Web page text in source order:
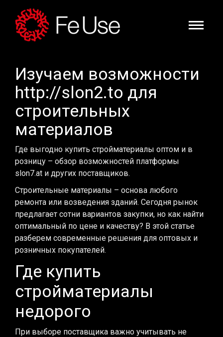
Изучаем возможности
http://slon2.to для
строительных
материалов
Где выгодно купить стройматериалы оптом и в
розницу – обзор возможностей платформы
slon7.at и других поставщиков.
Строительные материалы – основа любого
ремонта или возведения зданий. Сегодня рынок
предлагает сотни вариантов закупки, но как найти
оптимальный по цене и качеству? В этой статье
разберем современные решения для оптовых и
розничных покупателей.
Где купить
стройматериалы
недорого
При выборе поставщика важно учитывать не